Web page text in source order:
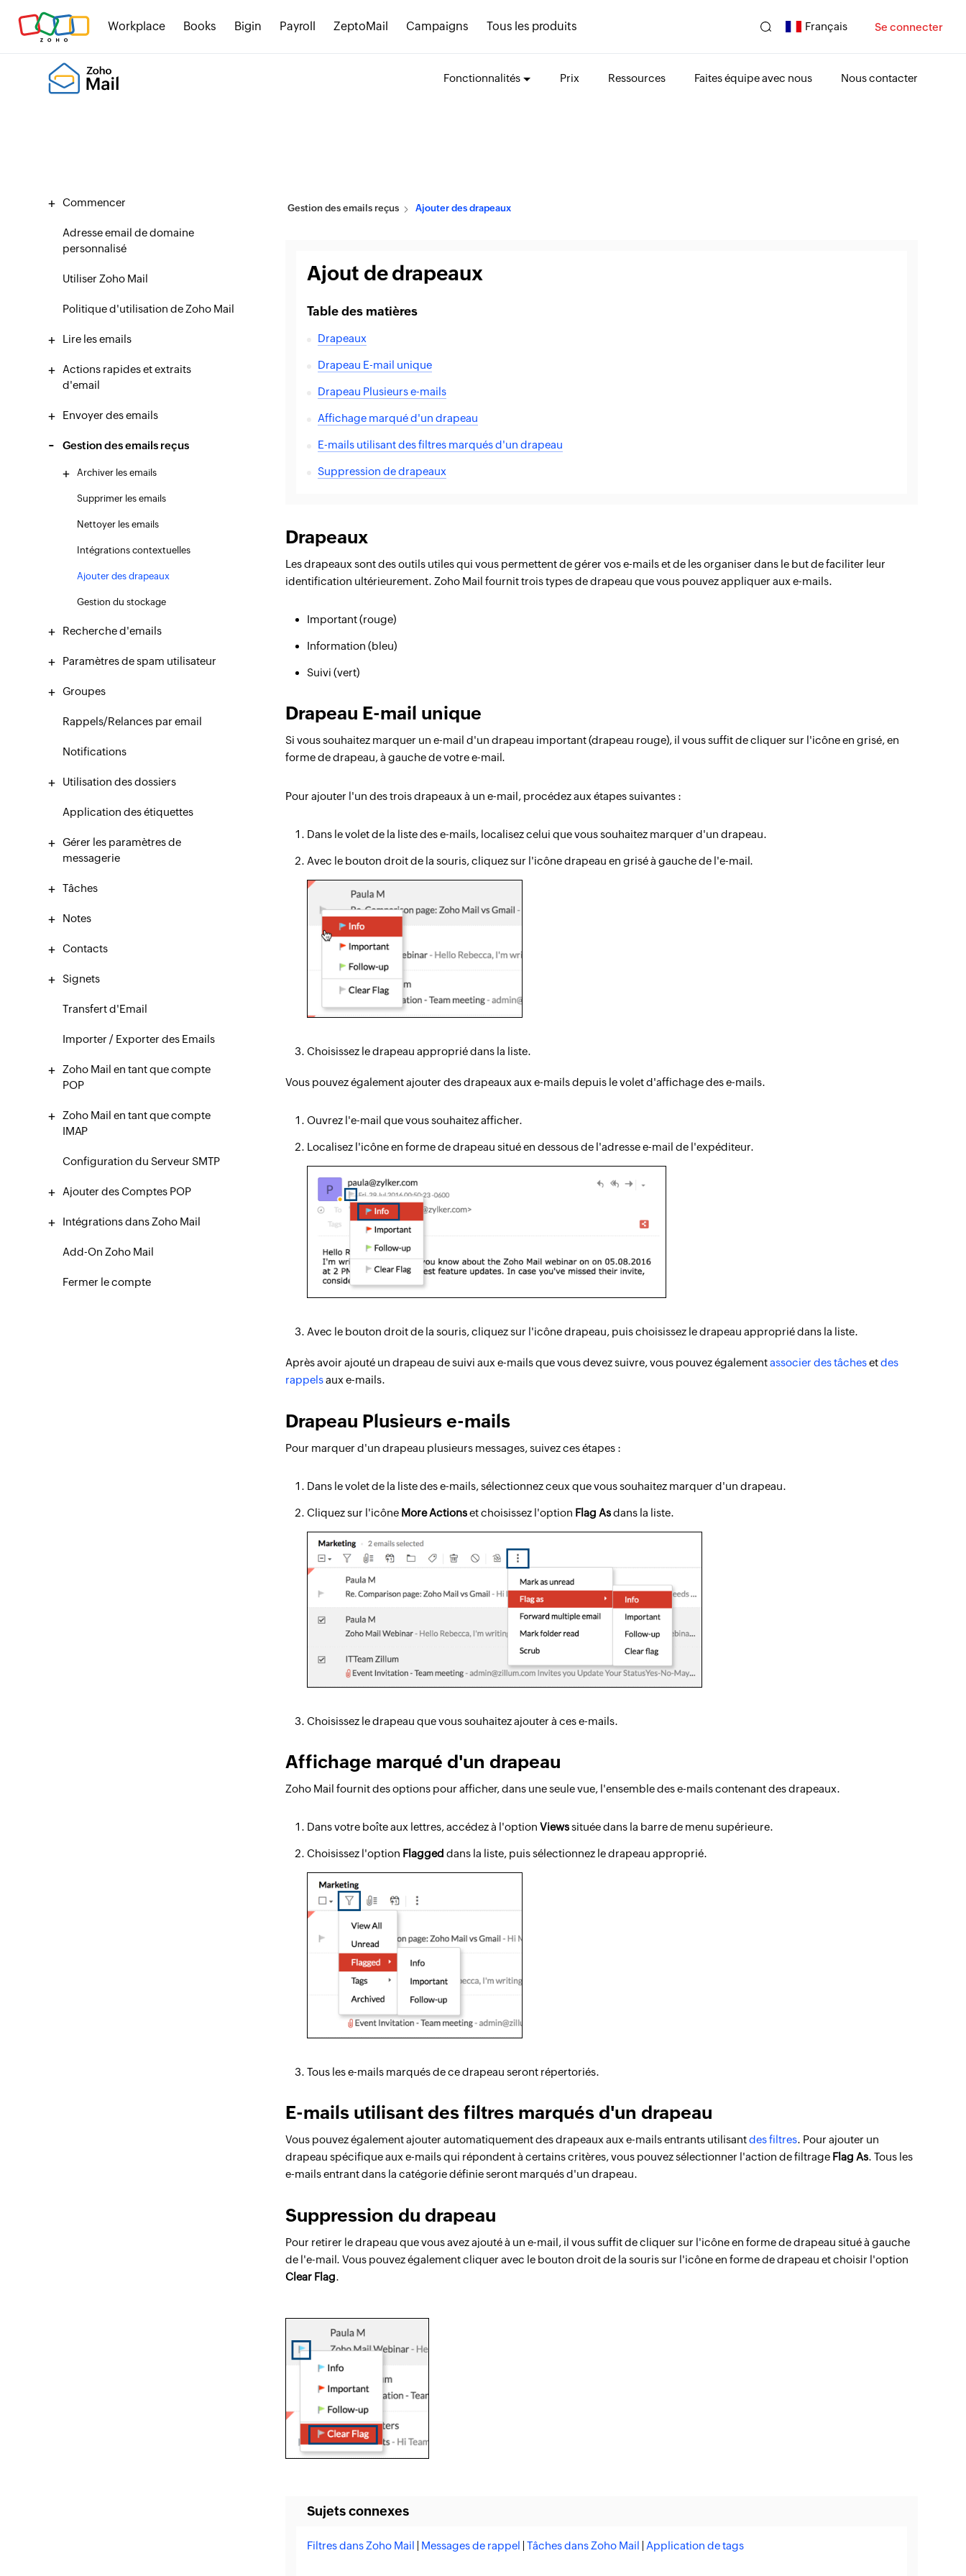
Workplace Books Bigin Payroll ZeptoMail Campaigns Tous les produits Français Se connecter
Fonctionnalités Prix Ressources Faites équipe avec nous Nous contacter
Commencer
Adresse email de domaine
personnalisé
Utiliser Zoho Mail
Politique d'utilisation de Zoho Mail
Lire les emails
Actions rapides et extraits
d'email
Envoyer des emails
Gestion des emails reçus
Archiver les emails
Supprimer les emails
Nettoyer les emails
Intégrations contextuelles
Ajouter des drapeaux
Gestion du stockage
Recherche d'emails
Paramètres de spam utilisateur
Groupes
Rappels/Relances par email
Notifications
Utilisation des dossiers
Application des étiquettes
Gérer les paramètres de
messagerie
Tâches
Notes
Contacts
Signets
Transfert d'Email
Importer / Exporter des Emails
Zoho Mail en tant que compte
POP
Zoho Mail en tant que compte
IMAP
Configuration du Serveur SMTP
Ajouter des Comptes POP
Intégrations dans Zoho Mail
Add-On Zoho Mail
Fermer le compte
Gestion des emails reçus Ajouter des drapeaux
Ajout de drapeaux
Table des matières
Drapeaux
Drapeau E-mail unique
Drapeau Plusieurs e-mails
Affichage marqué d'un drapeau
E-mails utilisant des filtres marqués d'un drapeau
Suppression de drapeaux
Drapeaux
Les drapeaux sont des outils utiles qui vous permettent de gérer vos e-mails et de les organiser dans le but de faciliter leur
identification ultérieurement. Zoho Mail fournit trois types de drapeau que vous pouvez appliquer aux e-mails.
Important (rouge)
Information (bleu)
Suivi (vert)
Drapeau E-mail unique
Si vous souhaitez marquer un e-mail d'un drapeau important (drapeau rouge), il vous suffit de cliquer sur l'icône en grisé, en
forme de drapeau, à gauche de votre e-mail.
Pour ajouter l'un des trois drapeaux à un e-mail, procédez aux étapes suivantes :
Dans le volet de la liste des e-mails, localisez celui que vous souhaitez marquer d'un drapeau.
Avec le bouton droit de la souris, cliquez sur l'icône drapeau en grisé à gauche de l'e-mail.
Choisissez le drapeau approprié dans la liste.
Vous pouvez également ajouter des drapeaux aux e-mails depuis le volet d'affichage des e-mails.
Ouvrez l'e-mail que vous souhaitez afficher.
Localisez l'icône en forme de drapeau situé en dessous de l'adresse e-mail de l'expéditeur.
Avec le bouton droit de la souris, cliquez sur l'icône drapeau, puis choisissez le drapeau approprié dans la liste.
Après avoir ajouté un drapeau de suivi aux e-mails que vous devez suivre, vous pouvez égalementassocier des tâchesetdes
rappelsaux e-mails.
Drapeau Plusieurs e-mails
Pour marquer d'un drapeau plusieurs messages, suivez ces étapes :
Dans le volet de la liste des e-mails, sélectionnez ceux que vous souhaitez marquer d'un drapeau.
Cliquez sur l'icône More Actionset choisissez l'option Flag Asdans la liste.
Choisissez le drapeau que vous souhaitez ajouter à ces e-mails.
Affichage marqué d'un drapeau
Zoho Mail fournit des options pour afficher, dans une seule vue, l'ensemble des e-mails contenant des drapeaux.
Dans votre boîte aux lettres, accédez à l'optionViewssituée dans la barre de menu supérieure.
Choisissez l'option Flagged dans la liste, puis sélectionnez le drapeau approprié.
Tous les e-mails marqués de ce drapeau seront répertoriés.
E-mails utilisant des filtres marqués d'un drapeau
Vous pouvez également ajouter automatiquement des drapeaux aux e-mails entrants utilisantdes filtres. Pour ajouter un
drapeau spécifique aux e-mails qui répondent à certains critères, vous pouvez sélectionner l'action de filtrage Flag As. Tous les
e-mails entrant dans la catégorie définie seront marqués d'un drapeau.
Suppression du drapeau
Pour retirer le drapeau que vous avez ajouté à un e-mail, il vous suffit de cliquer sur l'icône en forme de drapeau situé à gauche
de l'e-mail. Vous pouvez également cliquer avec le bouton droit de la souris sur l'icône en forme de drapeau et choisir l'option
Clear Flag.
Sujets connexes
Filtres dans Zoho Mail Messages de rappel |Tâches dans Zoho Mail Application de tags